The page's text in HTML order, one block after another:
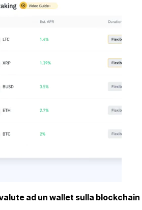
ad un wallet sulla blockchain